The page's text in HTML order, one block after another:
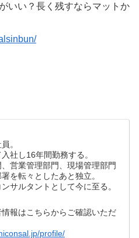
いい？長く残すならマットか
。
社し16年間勤務する。
営業管理部門、現場管理部門
を転々としたあと独立。
サルタントとして今に至る。
報はこちらからご確認いただ
profile/